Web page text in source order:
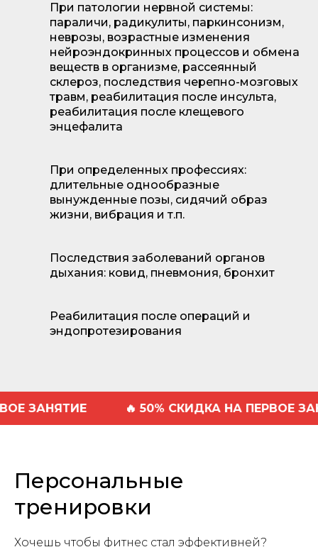
При патологии нервной системы:
параличи, радикулиты, паркинсонизм,
неврозы, возрастные изменения
нейроэндокринных процессов и обмена
веществ в организме, рассеянный
склероз, последствия черепно-мозговых
травм, реабилитация после инсульта,
реабилитация после клещевого
энцефалита
При определенных профессиях:
длительные однообразные
вынужденные позы, сидячий образ
жизни, вибрация и т.п.
Последствия заболеваний органов
дыхания: ковид, пневмония, бронхит
Реабилитация после операций и
эндопротезирования
🔥 50% СКИДКА НА ПЕРВОЕ ЗАНЯТИЕ
Персональные
тренировки
Хочешь чтобы фитнес стал эффективней?